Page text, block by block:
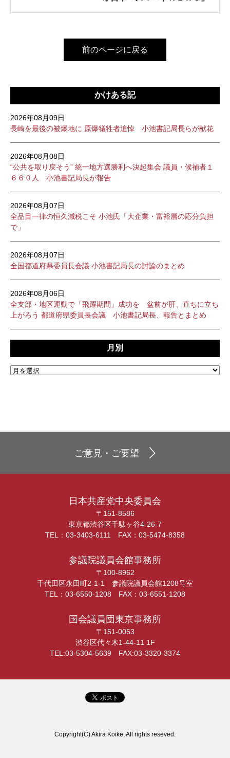
前のページに戻る
かけある記
2026年08月09日
長崎を最後の被爆地に 原爆犠牲者追悼 小池書記局長らが献花
2026年08月08日
“公共を取り戻そう” 統一地方選勝利へ決起集会 議員・候補者１
６６０人 小池書記局長が報告
2026年08月07日
全品目一律の恒久減税こそ 小池氏「大企業・富裕層の応分負担
で」
2026年08月07日
全国都道府県委員長会議 小池書記局長の討論のまとめ
2026年08月06日
全支部・地区運動で「飛躍期間」成功を 盆前が肝、直ちに立ち
上がろう 都道府県委員長会議 小池書記局長、報告とまとめ
月別
ご意見・ご要望
日本共産党中央委員会
〒151-8586
東京都渋谷区千駄ヶ谷4-26-7
TEL：03-3403-6111 FAX：03-5474-8358
参議院議員会館事務所
〒100-8962
千代田区永田町2-1-1 参議院議員会館1208号室
TEL：03-6550-1208 FAX：03-6551-1208
国会議員団東京事務所
〒151-0053
渋谷区代々木1-44-11 1F
TEL:03-5304-5639 FAX:03-3320-3374
Copyright(C) Akira Koike, All rights reseved.